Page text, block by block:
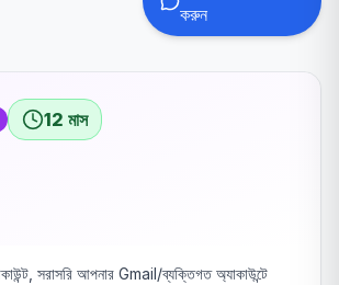
করুন
12 মাস
সরাসরি আপনার Gmail/ব্যক্তিগত অ্যাকাউন্টে